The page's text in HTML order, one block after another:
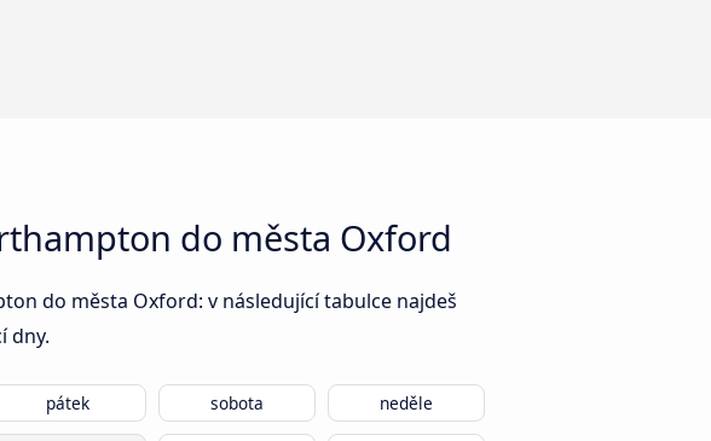
do města Oxford
do města Oxford: v následující tabulce najdeš
dny.
pátek sobota neděle